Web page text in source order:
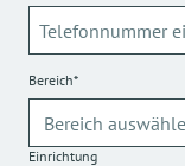
Bereich*
Einrichtung